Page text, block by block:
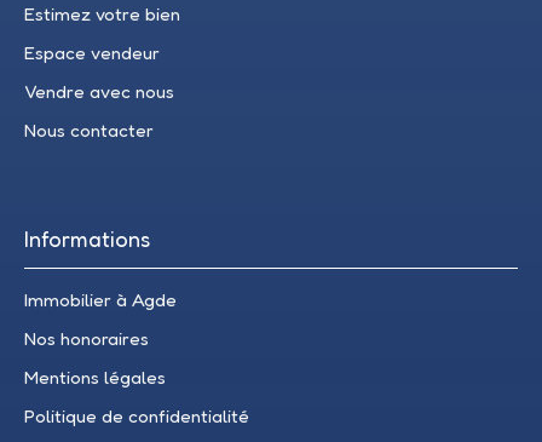
Estimez votre bien
Espace vendeur
Vendre avec nous
Nous contacter
Informations
Immobilier à Agde
Nos honoraires
Mentions légales
Politique de confidentialité